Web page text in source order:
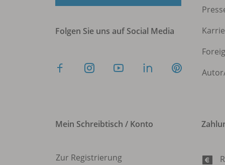
Folgen Sie uns auf Social Media
Mein Schreibtisch / Konto
Zur Registrierung